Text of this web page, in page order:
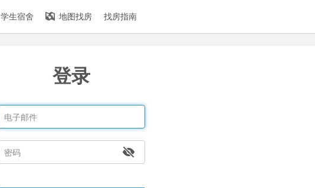
学生宿舍 地图找房 找房指南
登录